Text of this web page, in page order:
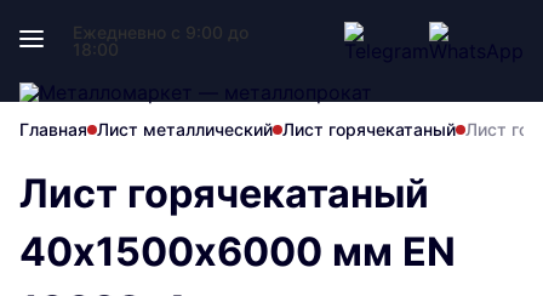
Ежедневно с 9:00 до
18:00
Главная Лист металлический Лист горячекатаный Лист
Лист горячекатаный
40х1500х6000 мм EN